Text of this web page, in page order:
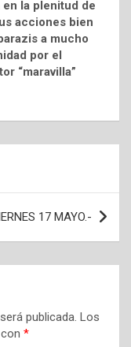
la plenitud de
acciones bien
a mucho
por el
“maravilla”
17 MAYO.-
publicada. Los
*